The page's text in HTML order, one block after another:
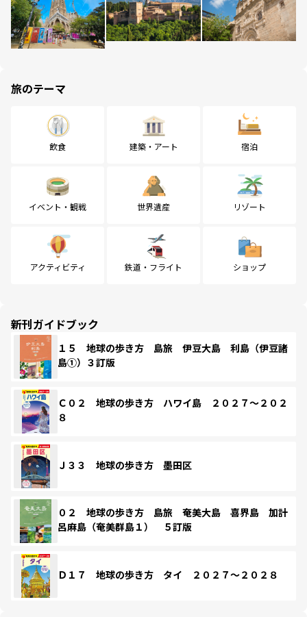
旅のテーマ
飲食 建築・アート 宿泊
イベント・観戦 世界遺産 リゾート
アクティビティ 鉄道・フライト ショップ
新刊ガイドブック
１５ 地球の歩き方 島旅 伊豆大島 利島（伊豆諸
島①）３訂版
Ｃ０２ 地球の歩き方 ハワイ島 ２０２７～２０２
８
Ｊ３３ 地球の歩き方 墨田区
０２ 地球の歩き方 島旅 奄美大島 喜界島 加計
呂麻島（奄美群島１） ５訂版
Ｄ１７ 地球の歩き方 タイ ２０２７～２０２８